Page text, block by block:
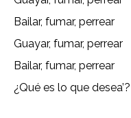
Bailar, fumar, perrear
Guayar, fumar, perrear
Bailar, fumar, perrear
¿Qué es lo que desea’?